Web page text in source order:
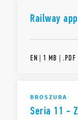
Railway
EN | 1 MB | .PDF
BROSZURA
Seria 11 -